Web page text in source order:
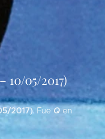
10/05/2017)
2017). Fue Q en